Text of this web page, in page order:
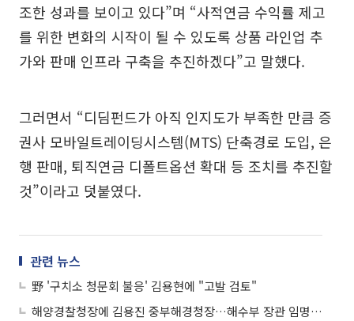
조한 성과를 보이고 있다”며 “사적연금 수익률 제고
를 위한 변화의 시작이 될 수 있도록 상품 라인업 추
가와 판매 인프라 구축을 추진하겠다”고 말했다.
그러면서 “디딤펀드가 아직 인지도가 부족한 만큼 증
권사 모바일트레이딩시스템(MTS) 단축경로 도입, 은
행 판매, 퇴직연금 디폴트옵션 확대 등 조치를 추진할
것”이라고 덧붙였다.
관련 뉴스
野 '구치소 청문회 불응' 김용현에 "고발 검토"
해양경찰청장에 김용진 중부해경청장…해수부 장관 임명 제청